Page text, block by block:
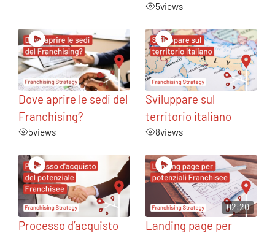
5views
Dove aprire le sedi del
Franchising?
5views
Sviluppare sul
territorio italiano
8views
Processo d’acquisto
02:20
Landing page per